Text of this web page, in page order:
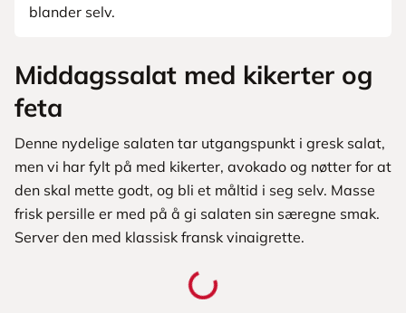
blander selv.
Middagssalat med kikerter og
feta
Denne nydelige salaten tar utgangspunkt i gresk salat,
men vi har fylt på med kikerter, avokado og nøtter for at
den skal mette godt, og bli et måltid i seg selv. Masse
frisk persille er med på å gi salaten sin særegne smak.
Server den med klassisk fransk vinaigrette.